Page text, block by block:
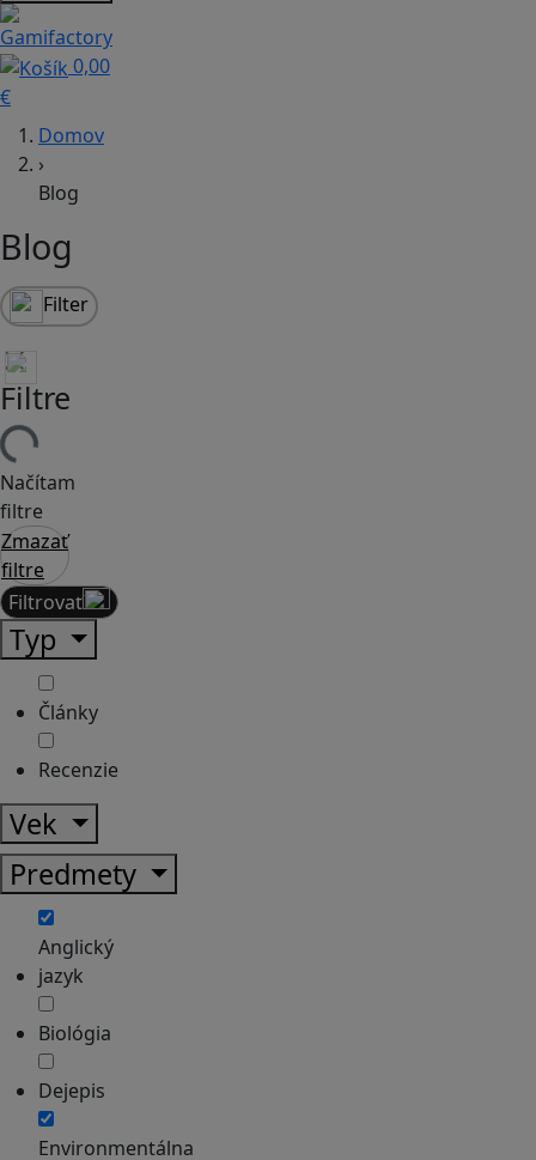
0,00
€
Domov
›
Blog
Blog
Filter
Filtre
Načítam
filtre
Zmazať
filtre
Filtrovať
Typ
Články
Recenzie
Vek
Predmety
Anglický
jazyk
Biológia
Dejepis
Environmentálna